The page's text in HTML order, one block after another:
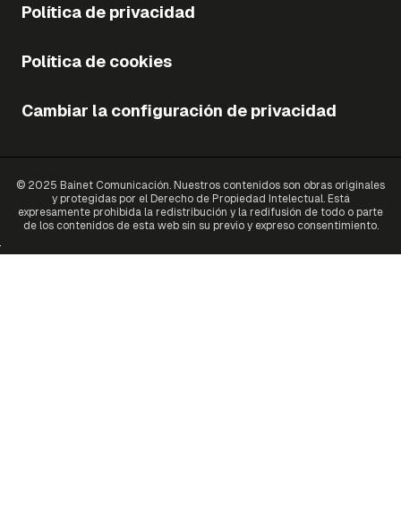
Política de privacidad
Política de cookies
Cambiar la configuración de privacidad
© 2025 Bainet Comunicación. Nuestros contenidos son obras originales
y protegidas por el Derecho de Propiedad Intelectual. Está
expresamente prohibida la redistribución y la redifusión de todo o parte
de los contenidos de esta web sin su previo y expreso consentimiento.